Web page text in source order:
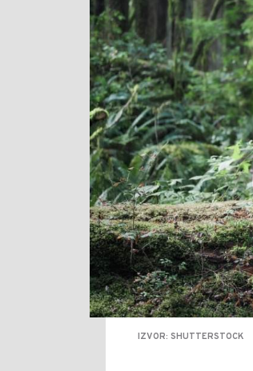
IZVOR: SHUTTERSTOCK